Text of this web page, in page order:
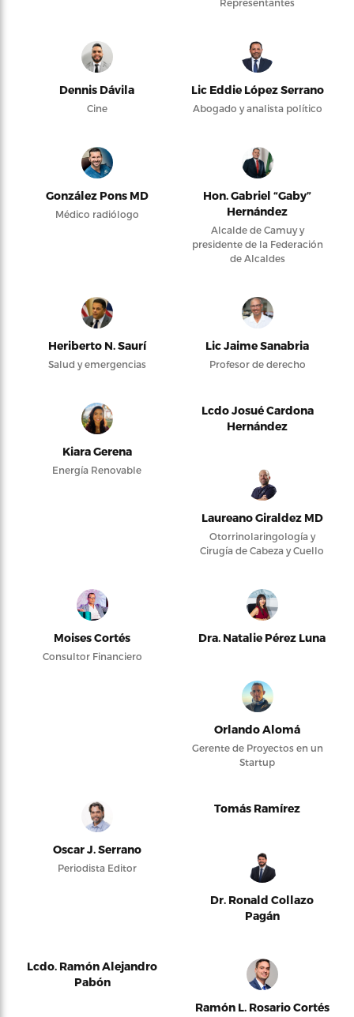
Representantes
Dennis Dávila
Cine
Lic Eddie López Serrano
Abogado y analista político
González Pons MD
Médico radiólogo
Hon. Gabriel “Gaby”
Hernández
Alcalde de Camuy y
presidente de la Federación
de Alcaldes
Heriberto N. Saurí
Salud y emergencias
Lic Jaime Sanabria
Profesor de derecho
Kiara Gerena
Energía Renovable
Lcdo Josué Cardona
Hernández
Laureano Giraldez MD
Otorrinolaringología y
Cirugía de Cabeza y Cuello
Moises Cortés
Consultor Financiero
Dra. Natalie Pérez Luna
Orlando Alomá
Gerente de Proyectos en un
Startup
Oscar J. Serrano
Periodista Editor
Tomás Ramírez
Dr. Ronald Collazo
Pagán
Lcdo. Ramón Alejandro
Pabón
Ramón L. Rosario Cortés